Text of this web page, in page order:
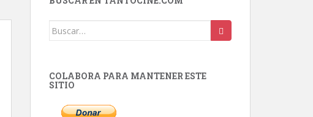
Buscar:
COLABORA PARA MANTENER ESTE
SITIO